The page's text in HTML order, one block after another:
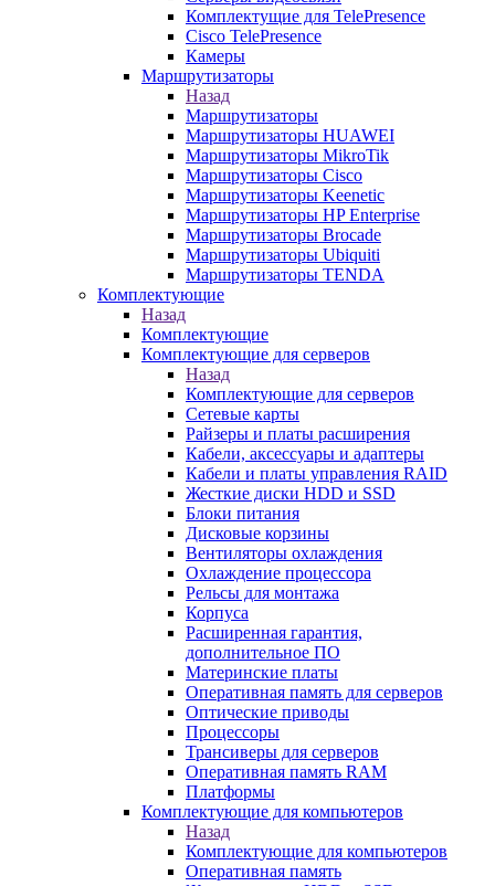
Комплектущие для TelePresence
Cisco TelePresence
Камеры
Маршрутизаторы
Назад
Маршрутизаторы
Маршрутизаторы HUAWEI
Маршрутизаторы MikroTik
Маршрутизаторы Cisco
Маршрутизаторы Keenetic
Маршрутизаторы HP Enterprise
Маршрутизаторы Brocade
Маршрутизаторы Ubiquiti
Маршрутизаторы TENDA
Комплектующие
Назад
Комплектующие
Комплектующие для серверов
Назад
Комплектующие для серверов
Сетевые карты
Райзеры и платы расширения
Кабели, аксессуары и адаптеры
Кабели и платы управления RAID
Жесткие диски HDD и SSD
Блоки питания
Дисковые корзины
Вентиляторы охлаждения
Охлаждение процессора
Рельсы для монтажа
Корпуса
Расширенная гарантия,
дополнительное ПО
Материнские платы
Оперативная память для серверов
Оптические приводы
Процессоры
Трансиверы для серверов
Оперативная память RAM
Платформы
Комплектующие для компьютеров
Назад
Комплектующие для компьютеров
Оперативная память